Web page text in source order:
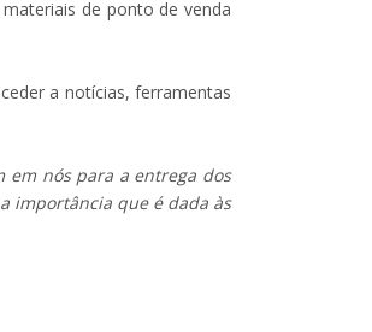
de ponto de venda
a notícias, ferramentas
em nós para a entrega dos
importância que é dada às